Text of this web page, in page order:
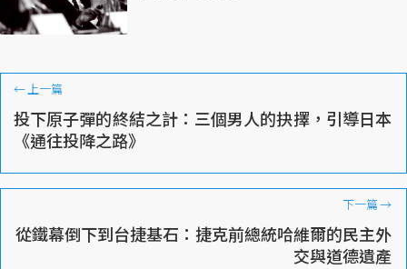
←上一篇
投下原子彈的終結之計：三個男人的抉擇，引導日本
《通往投降之路》
下一篇→
從鐵幕倒下到台捷基石：捷克前總統哈維爾的民主外
交與道德遺產